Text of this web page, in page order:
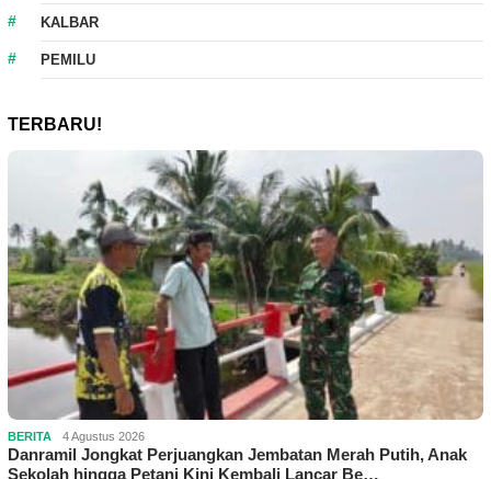
KALBAR
PEMILU
TERBARU!
BERITA 4 Agustus 2026
Danramil Jongkat Perjuangkan Jembatan Merah Putih, Anak
Sekolah hingga Petani Kini Kembali Lancar Be…